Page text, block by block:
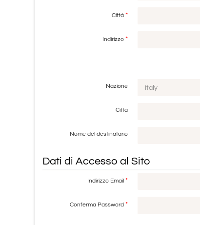
Città *
Indirizzo *
Nazione
Città
Nome del destinatario
Dati di Accesso al Sito
Indirizzo Email *
Conferma Password *